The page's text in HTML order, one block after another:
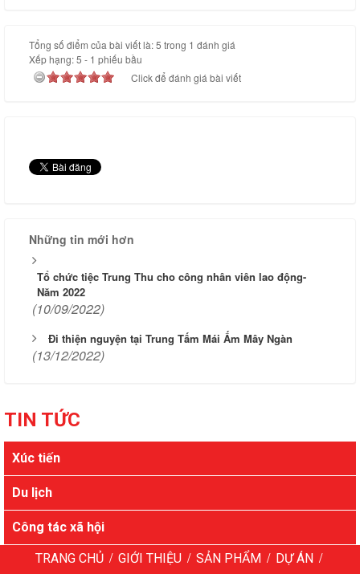
Tổng số điểm của bài viết là: 5 trong 1 đánh giá
Xếp hạng:5 - 1 phiếu bầu
Click để đánh giá bài viết
Những tin mới hơn
Tổ chức tiệc Trung Thu cho công nhân viên lao động-
Năm 2022
(10/09/2022)
Đi thiện nguyện tại Trung Tấm Mái Ấm Mây Ngàn
(13/12/2022)
TIN TỨC
Xúc tiến
Du lịch
Công tác xã hội
TRANG CHỦ / GIỚI THIỆU / SẢN PHẨM / DỰ ÁN /